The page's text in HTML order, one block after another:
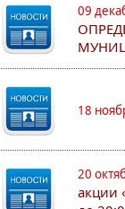
09
18
20
акции